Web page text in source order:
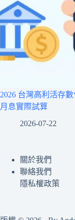
2026 台灣高利活存
月息實際試算
2026-07-22
關於我們
聯絡我們
隱私權政策